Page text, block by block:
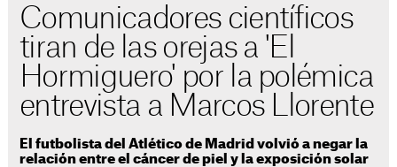
Comunicadores científicos
tiran de las orejas a 'El
Hormiguero' por la polémica
entrevista a Marcos Llorente
El futbolista del Atlético de Madrid volvió a negar la
relación entre el cáncer de piel y la exposición solar